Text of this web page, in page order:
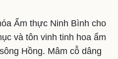
Ẩm thực Ninh Bình cho
và tôn vinh tinh hoa ẩm
Hồng. Mâm cỗ dâng